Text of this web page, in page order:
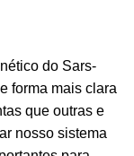
do Sars-
forma mais clara
que outras e
nosso sistema